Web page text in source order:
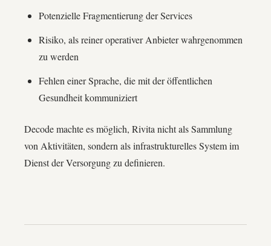
Potenzielle Fragmentierung der Services
Risiko, als reiner operativer Anbieter wahrgenommen
zu werden
Fehlen einer Sprache, die mit der öffentlichen
Gesundheit kommuniziert
Decode machte es möglich, Rivita nicht als Sammlung
von Aktivitäten, sondern als infrastrukturelles System im
Dienst der Versorgung zu definieren.